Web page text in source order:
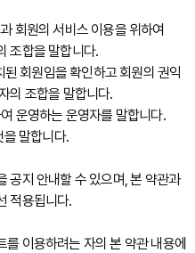
회원의 서비스 이용을 위하여
조합을 말합니다.
회원임을 확인하고 회원의 권익
의 조합을 말합니다.
운영하는 운영자를 말합니다.
말합니다.
공지 안내할 수 있으며, 본 약관과
적용됩니다.
이용하려는 자의 본 약관 내용에